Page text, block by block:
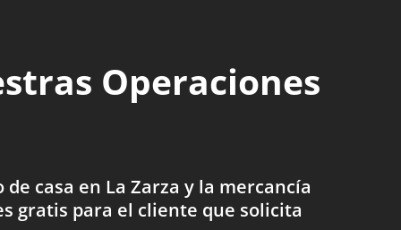
Operaciones
casa en La Zarza y la mercancía
gratis para el cliente que solicita